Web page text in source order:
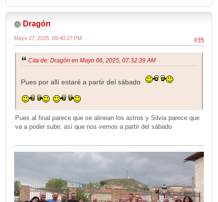
Dragón
#35
Mayo 27, 2025, 09:40:27 PM
Cita de: Dragón en Mayo 06, 2025, 07:32:39 AM
Pues por allí estaré a partir del sábado
Pues al final parece que se alinean los astros y Silvia parece que
va a poder subir, así que nos vemos a partir del sábado